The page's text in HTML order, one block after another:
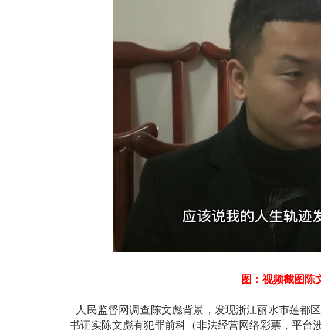
图：视频截图陈
人民监督网调查陈文彪背景，发现浙江丽水市莲都
书证实陈文彪有犯罪前科（非法经营网络彩票，平台